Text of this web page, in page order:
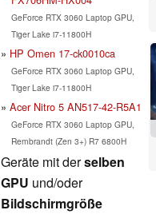
GeForce RTX 3060 Laptop GPU,
Tiger Lake i7-11800H
HP Omen 17-ck0010ca
GeForce RTX 3060 Laptop GPU,
Tiger Lake i7-11800H
Acer Nitro 5 AN517-42-R5A1
GeForce RTX 3060 Laptop GPU,
Rembrandt (Zen 3+) R7 6800H
Geräte mit derselben
GPU und/oder
Bildschirmgröße